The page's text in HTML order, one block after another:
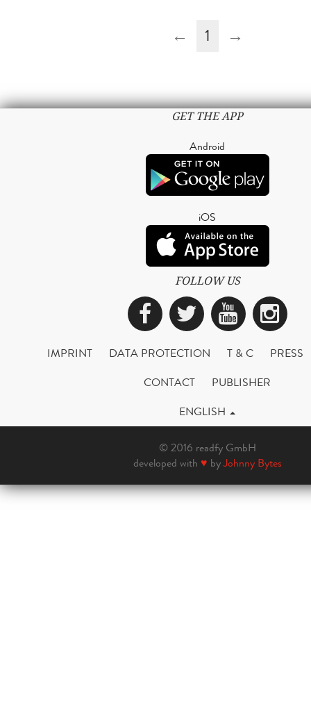
← 1 →
GET THE APP
Android
iOS
FOLLOW US
Facebook
Twitter
IMPRINT DATA PROTECTION T & C
PRESS
CONTACT
PUBLISHER
ENGLISH
© 2016 readfy GmbH
developed with ♥ byJohnny Bytes